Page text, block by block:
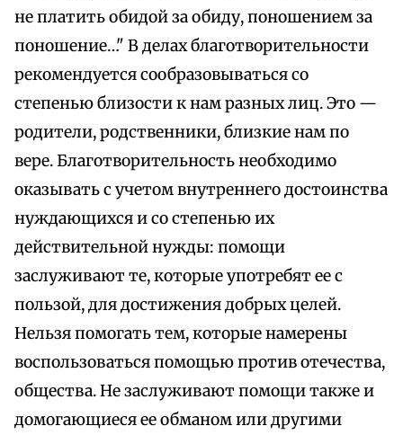
не платить обидой за обиду, поношением за
поношение…" В делах благотворительности
рекомендуется сообразовываться со
степенью близости к нам разных лиц. Это —
родители, родственники, близкие нам по
вере. Благотворительность необходимо
оказывать с учетом внутреннего достоинства
нуждающихся и со степенью их
действительной нужды: помощи
заслуживают те, которые употребят ее с
пользой, для достижения добрых целей.
Нельзя помогать тем, которые намерены
воспользоваться помощью против отечества,
общества. Не заслуживают помощи также и
домогающиеся ее обманом или другими